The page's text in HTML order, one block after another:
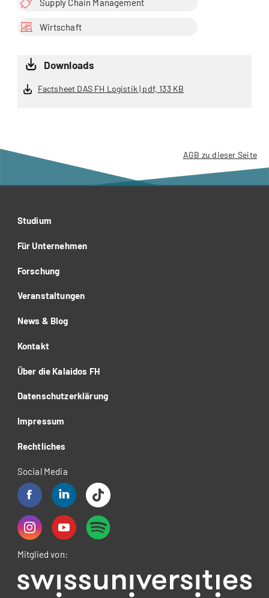
Supply Chain Management
Wirtschaft
Downloads
Factsheet DAS FH Logistik | pdf, 133 KB
AGB zu dieser Seite
Studium
Für Unternehmen
Forschung
Veranstaltungen
News & Blog
Kontakt
Über die Kalaidos FH
Datenschutzerklärung
Impressum
Rechtliches
Social Media
Mitglied von: